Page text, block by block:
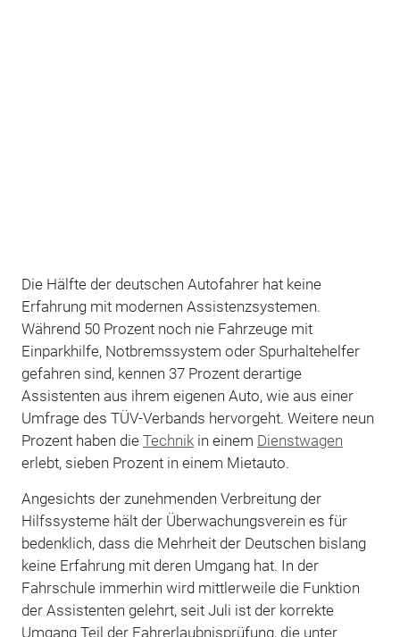
Die Hälfte der deutschen Autofahrer hat keine
Erfahrung mit modernen Assistenzsystemen.
Während 50 Prozent noch nie Fahrzeuge mit
Einparkhilfe, Notbremssystem oder Spurhaltehelfer
gefahren sind, kennen 37 Prozent derartige
Assistenten aus ihrem eigenen Auto, wie aus einer
Umfrage des TÜV-Verbands hervorgeht. Weitere neun
Prozent haben die Technikin einem Dienstwagen
erlebt, sieben Prozent in einem Mietauto.
Angesichts der zunehmenden Verbreitung der
Hilfssysteme hält der Überwachungsverein es für
bedenklich, dass die Mehrheit der Deutschen bislang
keine Erfahrung mit deren Umgang hat. In der
Fahrschule immerhin wird mittlerweile die Funktion
der Assistenten gelehrt, seit Juli ist der korrekte
Umgang Teil der Fahrerlaubnisprüfung, die unter